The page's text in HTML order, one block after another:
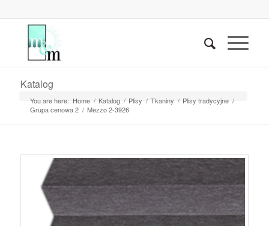
Katalog
You are here: Home / Katalog / Plisy / Tkaniny / Plisy tradycyjne /
Grupa cenowa 2 / Mezzo 2-3926